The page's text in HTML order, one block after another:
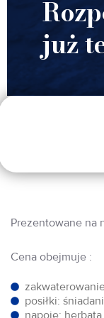
już
Prezentowane na
Cena obejmuje :
posiłki:
napoje: